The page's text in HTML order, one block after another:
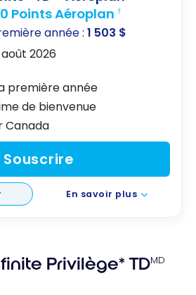
Points Aéroplan †
année :1 503 $
2026
première année
de bienvenue
Canada
Souscrire
En savoir plus
Privilège* TDMD